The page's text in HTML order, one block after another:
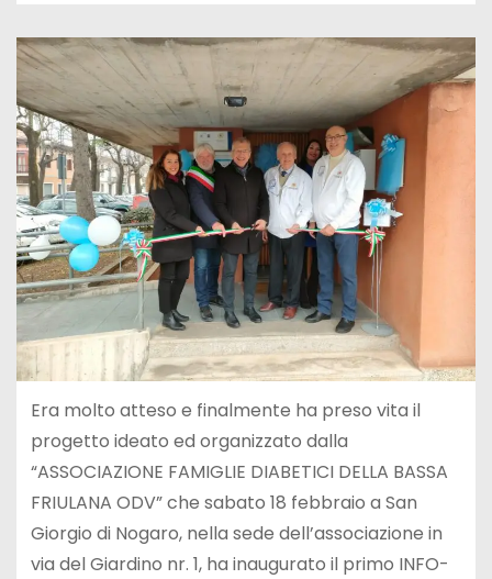
Era molto atteso e finalmente ha preso vita il
progetto ideato ed organizzato dalla
“ASSOCIAZIONE FAMIGLIE DIABETICI DELLA BASSA
FRIULANA ODV” che sabato 18 febbraio a San
Giorgio di Nogaro, nella sede dell’associazione in
via del Giardino nr. 1, ha inaugurato il primo INFO-